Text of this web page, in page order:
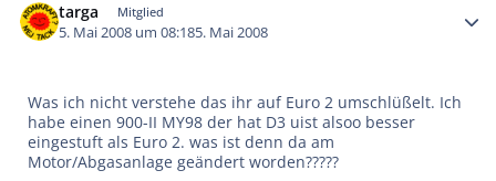
targa Mitglied
5. Mai 2008 um 08:185. Mai 2008
Was ich nicht verstehe das ihr auf Euro 2 umschlüßelt. Ich
habe einen 900-II MY98 der hat D3 uist alsoo besser
eingestuft als Euro 2. was ist denn da am
Motor/Abgasanlage geändert worden?????